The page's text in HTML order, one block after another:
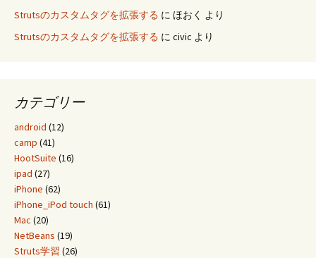
Strutsのカスタムタグを拡張する に ほおく より
Strutsのカスタムタグを拡張する に civic より
カテゴリー
android (12)
camp (41)
HootSuite (16)
ipad (27)
iPhone (62)
iPhone_iPod touch (61)
Mac (20)
NetBeans (19)
Struts学習 (26)